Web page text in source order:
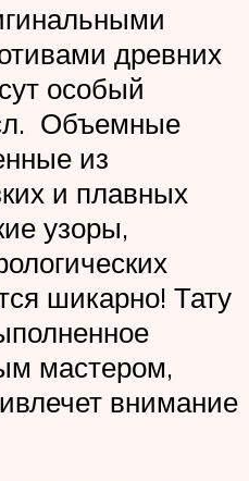
древних
особый
Объемные
из
и плавных
узоры,
шикарно! Тату
мастером,
внимание